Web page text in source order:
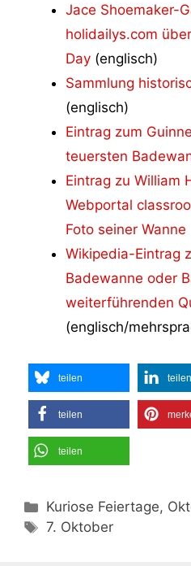
Jace Shoemaker-
holidailys.com
Day (englisch)
Sammlung
(englisch)
Eintrag zum
teuersten
Eintrag zu William
Webportal
Foto seiner Wanne
Wikipedia-Eintrag
Badewanne oder
weiterführenden
(englisch/
teilen teilen
teilen
teilen
Kategorien
Kuriose Feiertage,
Schlagwörter
7. Oktober